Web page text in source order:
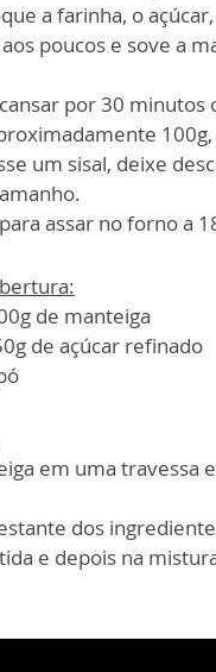
a farinha, o
poucos e sove a
por 30
um sisal, deixe
assar no forno a
de manteiga
de açúcar refinado
em uma travessa
dos
e depois na